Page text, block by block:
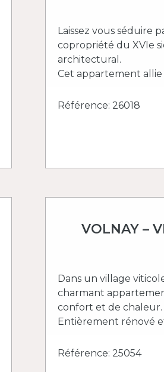
Laissez vous séduire
copropriété du XVIe
architectural.
Cet appartement allie
Référence: 26018
VOLNAY –
Dans un village
charmant
confort et de chaleur.
Entièrement rénové
Référence: 25054